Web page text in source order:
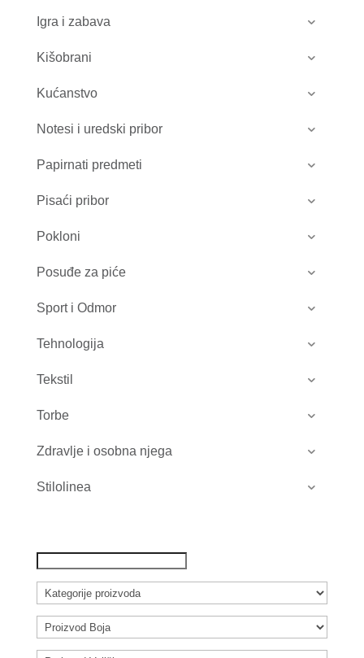
Igra i zabava
Kišobrani
Kućanstvo
Notesi i uredski pribor
Papirnati predmeti
Pisaći pribor
Pokloni
Posuđe za piće
Sport i Odmor
Tehnologija
Tekstil
Torbe
Zdravlje i osobna njega
Stilolinea